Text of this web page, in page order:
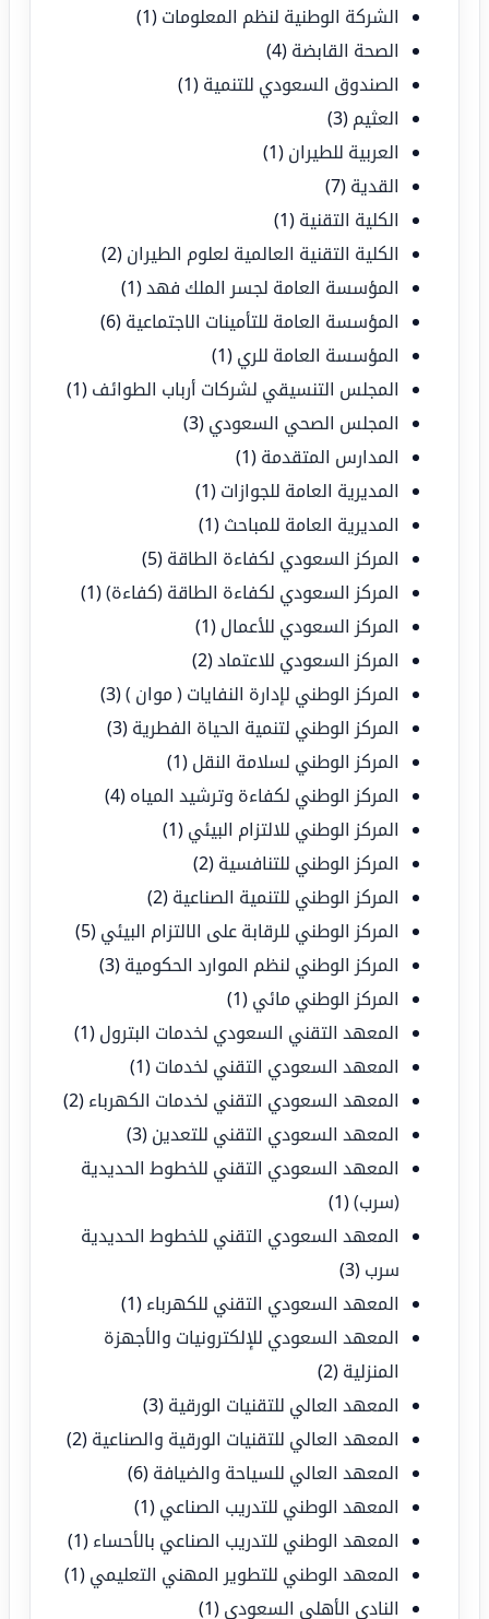
الشركة الوطنية لنظم المعلومات (1)
الصحة القابضة (4)
الصندوق السعودي للتنمية (1)
العثيم (3)
العربية للطيران (1)
القدية (7)
الكلية التقنية (1)
الكلية التقنية العالمية لعلوم الطيران (2)
المؤسسة العامة لجسر الملك فهد(1)
المؤسسة العامة للتأمينات الاجتماعية (6)
المؤسسة العامة للري (1)
المجلس التنسيقي لشركات أرباب الطوائف (1)
المجلس الصحي السعودي (3)
المدارس المتقدمة (1)
المديرية العامة للجوازات (1)
المديرية العامة للمباحث (1)
المركز السعودي لكفاءة الطاقة (5)
المركز السعودي لكفاءة الطاقة (كفاءة)(1)
المركز السعودي للأعمال (1)
المركز السعودي للاعتماد(2)
المركز الوطني لإدارة النفايات ( موان )(3)
المركز الوطني لتنمية الحياة الفطرية (3)
المركز الوطني لسلامة النقل (1)
المركز الوطني لكفاءة وترشيد المياه (4)
المركز الوطني للالتزام البيئي (1)
المركز الوطني للتنافسية (2)
المركز الوطني للتنمية الصناعية (2)
المركز الوطني للرقابة على الالتزام البيئي (5)
المركز الوطني لنظم الموارد الحكومية (3)
المركز الوطني مائي (1)
المعهد التقني السعودي لخدمات البترول (1)
المعهد السعودي التقني لخدمات (1)
المعهد السعودي التقني لخدمات الكهرباء (2)
المعهد السعودي التقني للتعدين (3)
المعهد السعودي التقني للخطوط الحديدية
(سرب)(1)
المعهد السعودي التقني للخطوط الحديدية
سرب (3)
المعهد السعودي التقني للكهرباء (1)
المعهد السعودي للإلكترونيات والأجهزة
المنزلية (2)
المعهد العالي للتقنيات الورقية (3)
المعهد العالي للتقنيات الورقية والصناعية (2)
المعهد العالي للسياحة والضيافة (6)
المعهد الوطني للتدريب الصناعي (1)
المعهد الوطني للتدريب الصناعي بالأحساء (1)
المعهد الوطني للتطوير المهني التعليمي (1)
النادي الأهلي السعودي (1)